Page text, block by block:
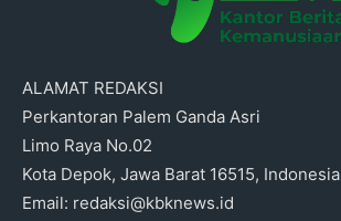
ALAMAT REDAKSI
Perkantoran Palem Ganda Asri
Limo Raya No.02
Kota Depok, Jawa Barat 16515, Indonesia
Email: redaksi@kbknews.id